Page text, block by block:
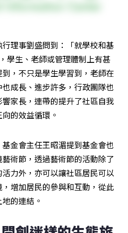
理事劉盛問到：「就學校和基
學生、老師或管理體制上有甚
，不只是學生學習到，老師在
成長、進步許多，行政團隊也
家長，連帶的提升了社區自我
的效益循環。
金會主任王昭湄提到基金會也
術節，透過藝術節的活動除了
力外，亦可以讓社區居民可以
增加居民的參與和互動，從此
的連結。